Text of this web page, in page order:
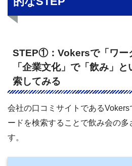
STEP①：Vokersで「ワー
「企業文化」で「飲み」
索してみる
会社の口コミサイトである
ードを検索することで飲み会の多
す。